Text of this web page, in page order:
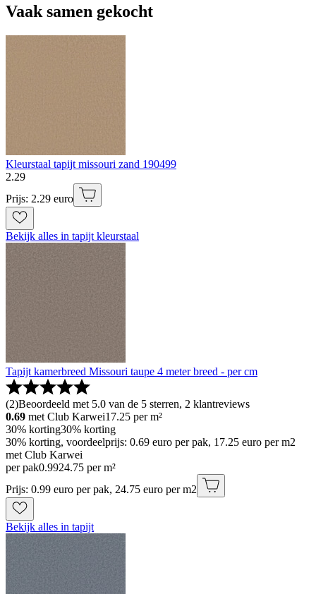
Vaak samen gekocht
Kleurstaal tapijt missouri zand 190499
2.29
Prijs: 2.29 euro
Bekijk alles in tapijt kleurstaal
Tapijt kamerbreed Missouri taupe 4 meter breed - per cm
(2)Beoordeeld met 5.0 van de 5 sterren, 2 klantreviews
0.69 met Club Karwei17.25 per m²
30% korting30% korting
30% korting, voordeelprijs: 0.69 euro per pak, 17.25 euro per m2
met Club Karwei
per pak0.9924.75 per m²
Prijs: 0.99 euro per pak, 24.75 euro per m2
Bekijk alles in tapijt